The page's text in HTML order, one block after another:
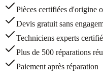
Pièces certifiées d'origine
Devis gratuit sans
Techniciens experts
Plus de 500 réparations
Paiement après réparation